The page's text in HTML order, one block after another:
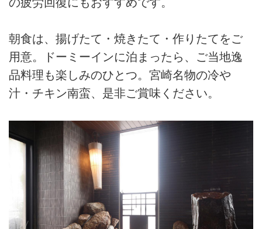
朝食は、揚げたて・焼きたて・作りたてをご
用意。ドーミーインに泊まったら、ご当地逸
品料理も楽しみのひとつ。宮崎名物の冷や
汁・チキン南蛮、是非ご賞味ください。